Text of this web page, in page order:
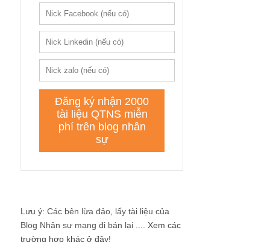
Lưu ý: Các bên lừa đảo, lấy tài liệu của
Blog Nhân sự mang đi bán lại .... Xem các
trường hợp khác ở đây!